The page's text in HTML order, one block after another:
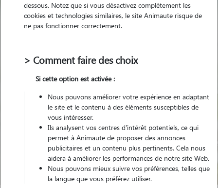
Pour quel animal ?
Trouver mon Pet Sitter
dessous. Notez que si vous désactivez complètement les
cookies et technologies similaires, le site Animaute risque de
ne pas fonctionner correctement.
> Comment faire des choix
Si cette option est activée :
Nous pouvons améliorer votre expérience en adaptant
le site et le contenu à des éléments susceptibles de
vous intéresser.
Ils analysent vos centres d'intérêt potentiels, ce qui
permet à Animaute de proposer des annonces
publicitaires et un contenu plus pertinents. Cela nous
aidera à améliorer les performances de notre site Web.
Nous pouvons mieux suivre vos préférences, telles que
la langue que vous préférez utiliser.